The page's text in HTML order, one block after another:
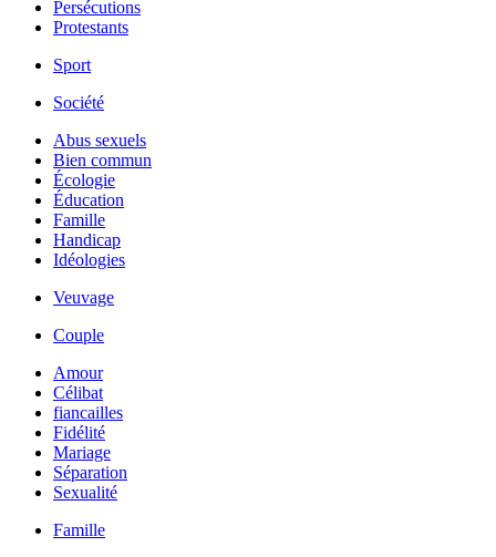
Persécutions
Protestants
Sport
Société
Abus sexuels
Bien commun
Écologie
Éducation
Famille
Handicap
Idéologies
Veuvage
Couple
Amour
Célibat
fiancailles
Fidélité
Mariage
Séparation
Sexualité
Famille